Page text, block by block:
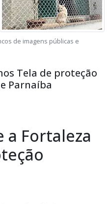
de imagens públicas e
Tela de proteção
Parnaíba
a Fortaleza